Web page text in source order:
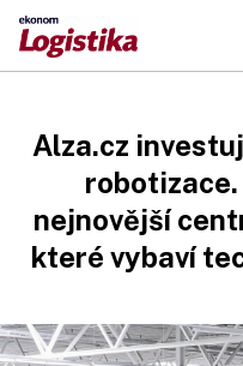
Alza.cz
nejnovější
které vybaví